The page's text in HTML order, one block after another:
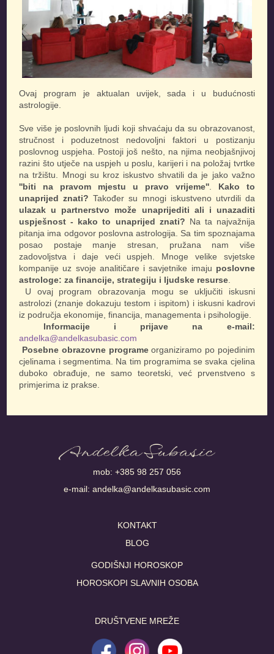
Ovaj program je aktualan uvijek, sada i u budućnosti
astrologije.
Sve više je poslovnih ljudi koji shvaćaju da su obrazovanost,
stručnost i poduzetnost nedovoljni faktori u postizanju
poslovnog uspjeha. Postoji još nešto, na njima neobjašnjivoj
razini što utječe na uspjeh u poslu, karijeri i na položaj tvrtke
na tržištu. Mnogi su kroz iskustvo shvatili da je jako važno
''biti na pravom mjestu u pravo vrijeme''. Kako to
unaprijed znati? Također su mnogi iskustveno utvrdili da
ulazak u partnerstvo može unaprijediti ali i unazaditi
uspješnost - kako to unaprijed znati? Na ta najvažnija
pitanja ima odgovor poslovna astrologija. Sa tim spoznajama
posao postaje manje stresan, pružana nam više
zadovoljstva i daje veći uspjeh. Mnoge velike svjetske
kompanije uz svoje analitičare i savjetnike imaju poslovne
astrologe: za financije, strategiju i ljudske resurse
U ovaj program obrazovanja mogu se uključiti iskusni
astrolozi (znanje dokazuju testom i ispitom) i iskusni kadrovi
iz područja ekonomije, financija, managementa i psihologije.
Informacije i prijave na e-mail:
andelka@andelkasubasic.com
Posebne obrazovne programeorganiziramo po pojedinim
cjelinama i segmentima. Na tim programima se svaka cjelina
duboko obrađuje, ne samo teoretski, već prvenstveno s
primjerima iz prakse.
KONTAKT
BLOG
GODIŠNJI HOROSKOP
HOROSKOPI SLAVNIH OSOBA
mob: +385 98 257 056
e-mail: andelka@andelkasubasic.com
DRUŠTVENE MREŽE